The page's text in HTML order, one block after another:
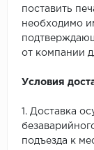
поставить
необходимо
от компании
Условия
1. Доставка
подъезда к